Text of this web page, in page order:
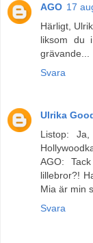
AGO 17
Härligt,
liksom du
grävande...
Svara
Ulrika
Listop:
AGO:
lillebror?!
Mia är min
Svara